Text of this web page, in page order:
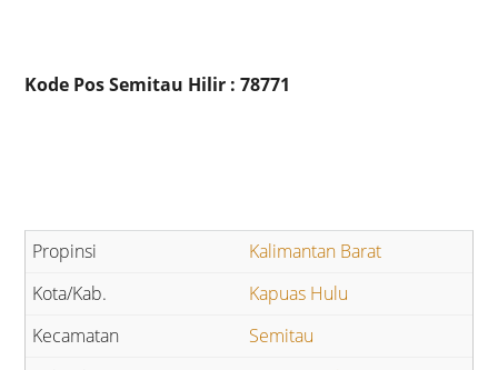
Kode Pos Semitau Hilir : 78771
Kalimantan Barat
Kapuas Hulu
Semitau